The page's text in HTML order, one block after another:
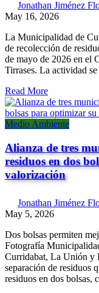
Jonathan Jiménez
May 16, 2026
La Municipalidad de
de recolección de
de mayo de 2026 en el
Tirrases. La actividad
Read More
Medio Ambiente
Alianza de tres
residuos en dos
valorización
Jonathan Jiménez
May 5, 2026
Dos bolsas permiten
Fotografía
Curridabat, La Unión y
separación de residuos
residuos en dos bolsas,